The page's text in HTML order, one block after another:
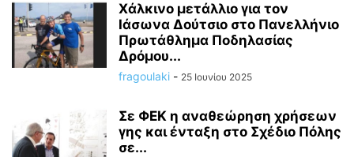
Χάλκινο μετάλλιο για τον
Ιάσωνα Δούτσιο στο Πανελλήνιο
Πρωτάθλημα Ποδηλασίας
Δρόμου...
fragoulaki - 25 Ιουνίου 2025
Σε ΦΕΚ η αναθεώρηση χρήσεων
γης και ένταξη στο Σχέδιο Πόλης
σε...